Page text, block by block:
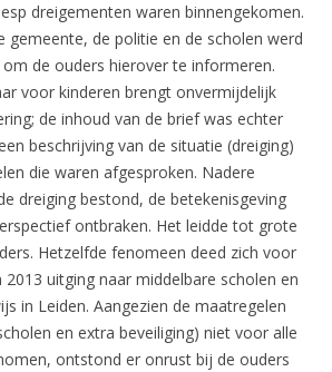
dreigementen waren binnengekomen.
gemeente, de politie en de scholen werd
de ouders hierover te informeren.
voor kinderen brengt onvermijdelijk
de inhoud van de brief was echter
beschrijving van de situatie (dreiging)
die waren afgesproken. Nadere
dreiging bestond, de betekenisgeving
ontbraken. Het leidde tot grote
Hetzelfde fenomeen deed zich voor
2013 uitging naar middelbare scholen en
in Leiden. Aangezien de maatregelen
en extra beveiliging) niet voor alle
ontstond er onrust bij de ouders